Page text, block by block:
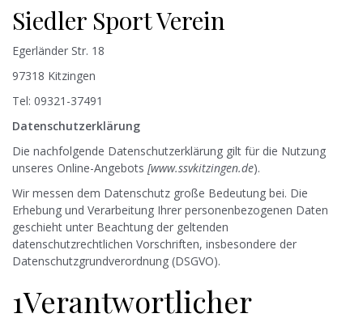
Siedler Sport Verein
Egerländer Str. 18
97318 Kitzingen
Tel: 09321-37491
Datenschutzerklärung
Die nachfolgende Datenschutzerklärung gilt für die Nutzung
unseres Online-Angebots [www.ssvkitzingen.de).
Wir messen dem Datenschutz große Bedeutung bei. Die
Erhebung und Verarbeitung Ihrer personenbezogenen Daten
geschieht unter Beachtung der geltenden
datenschutzrechtlichen Vorschriften, insbesondere der
Datenschutzgrundverordnung (DSGVO).
1Verantwortlicher